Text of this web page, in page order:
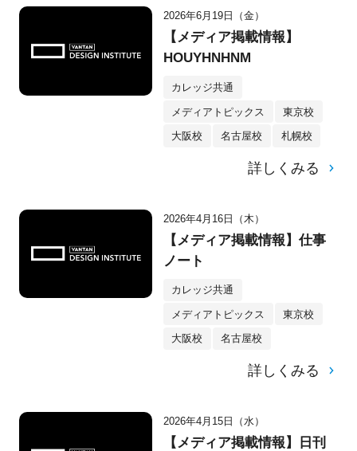
2026年6月19日（金）
【メディア掲載情報】
HOUYHNHNM
カレッジ共通
メディアトピックス 東京校
大阪校 名古屋校 札幌校
詳しくみる
2026年4月16日（木）
【メディア掲載情報】仕事
ノート
カレッジ共通
メディアトピックス 東京校
大阪校 名古屋校
詳しくみる
2026年4月15日（水）
【メディア掲載情報】日刊